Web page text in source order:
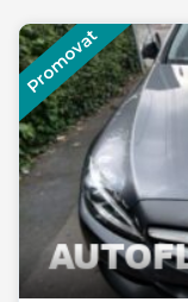
Promovat